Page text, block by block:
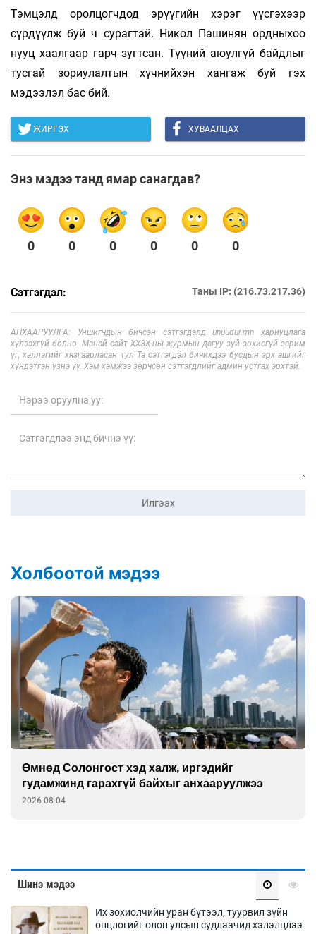
Тэмцэлд оролцогчдод эрүүгийн хэрэг үүсгэхээр
сүрдүүлж буй ч сурагтай. Никол Пашинян ордныхоо
нууц хаалгаар гарч зугтсан. Түүний аюулгүй байдлыг
тусгай зориулалтын хүчнийхэн хангаж буй гэх
мэдээлэл бас бий.
ЖИРГЭХ ХУВААЛЦАХ
Энэ мэдээ танд ямар санагдав?
0 0 0 0 0 0
Сэтгэгдэл: Таны IP: (216.73.217.36)
АНХААРУУЛГА: Уншигчдын бичсэн сэтгэгдэлд unuudur.mn хариуцлага
хүлээхгүй болно. Манай сайт ХХЗХ-ны журмын дагуу зүй зохисгүй зарим
үг, хэллэгийг хязгаарласан тул Та сэтгэгдэл бичихдээ бусдын эрх ашгийг
хүндэтгэн үзнэ үү. Хэм хэмжээ зөрчсөн сэтгэгдлийг админ устгах эрхтэй.
Илгээх
Холбоотой мэдээ
Өмнөд Солонгост хэд халж, иргэдийг
гудамжинд гарахгүй байхыг анхааруулжээ
2026-08-04
Шинэ мэдээ
Их зохиолчийн уран бүтээл, туурвил зүйн
онцлогийг олон улсын судлаачид хэлэлцлээ